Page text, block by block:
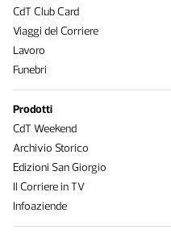
CdT Club Card
Viaggi del Corriere
Lavoro
Funebri
Prodotti
CdT Weekend
Archivio Storico
Edizioni San Giorgio
Il Corriere in TV
Infoaziende